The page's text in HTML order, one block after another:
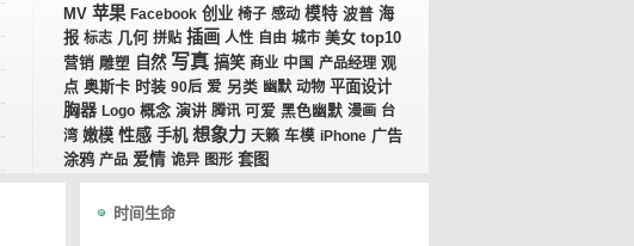
MV 苹果 Facebook 创业 椅子 感动 模特 波普 海
报 标志 几何 拼贴 插画 人性 自由 城市 美女 top10
营销 雕塑 自然 写真 搞笑 商业 中国 产品经理 观
点 奥斯卡 时装 90后 爱 另类 幽默 动物 平面设计
胸器 Logo 概念 演讲 腾讯 可爱 黑色幽默 漫画 台
湾 嫩模 性感 手机 想象力 天籁 车模 iPhone 广告
涂鸦 产品 爱情 诡异 图形 套图
时间生命